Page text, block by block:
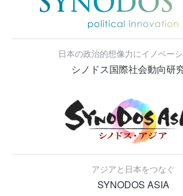
日本の政治的想像力にイノベー
シノドス国際社会動向研
アジアと日本をつなぐ
SYNODOS ASIA